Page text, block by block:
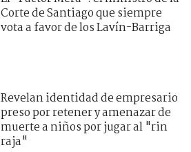
Corte de Santiago que siempre
vota a favor de los Lavín-Barriga
Revelan identidad de empresario
preso por retener y amenazar de
muerte a niños por jugar al "rin
raja"